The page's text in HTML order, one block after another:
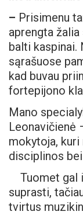
– Prisimenu
aprengta
balti kaspinai.
sąrašuose
kad buvau
fortepijono
Mano
Leonavičienė
mokytoja,
disciplinos
Tuomet gal
suprasti,
tvirtus